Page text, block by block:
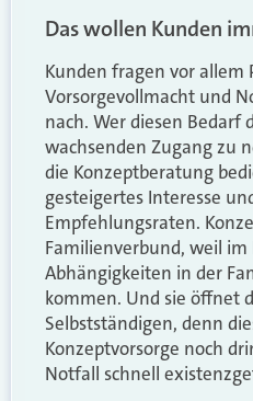
Das wollen Kunden
Kunden fragen vor
Vorsorgevollmacht und
nach. Wer diesen Bedarf
wachsenden Zugang zu
die Konzeptberatung
gesteigertes Interesse
Empfehlungsraten.
Familienverbund, weil
Abhängigkeiten in der
kommen. Und sie öffnet
Selbstständigen, denn
Konzeptvorsorge noch
Notfall schnell